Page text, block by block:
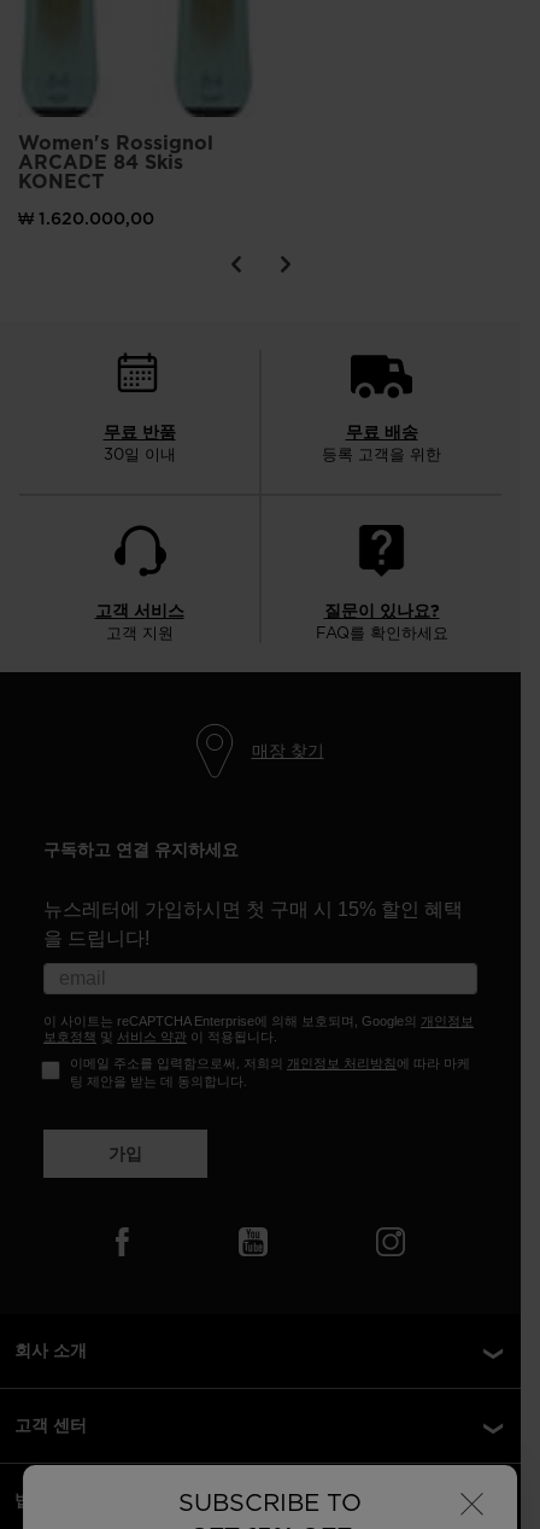
×
SUBSCRIBE TO
Women's Rossignol
ARCADE 84 Skis
KONECT
₩ 1.620.000,00
무료 반품
30일 이내
무료 배송
등록 고객을 위한
고객 서비스
고객 지원
질문이 있나요?
FAQ를 확인하세요
매장 찾기
구독하고 연결 유지하세요
뉴스레터에 가입하시면 첫 구매 시 15% 할인 혜택
을 드립니다!
이 사이트는 reCAPTCHA Enterprise에 의해 보호되며, Google의 개인정보
보호정책 및 서비스 약관 이 적용됩니다.
이메일 주소를 입력함으로써, 저희의 개인정보 처리방침에 따라 마케
팅 제안을 받는 데 동의합니다.
가입
회사 소개
고객 센터
법률 정보